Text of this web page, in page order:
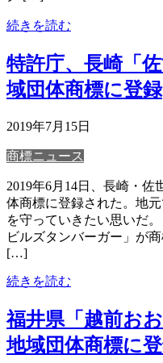
続きを読む
特許庁、長崎「
域団体商標に登録
2019年7月15日
商標ニュース
2019年6月14日、長崎・佐
体商標に登録された。地
を守っていきたい思いだ
ビルズタンバーガー」が
[…]
続きを読む
福井県「越前お
地域団体商標に